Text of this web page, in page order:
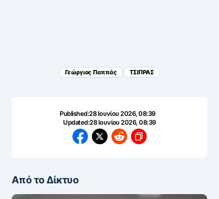
Γεώργιος Παππάς ΤΣΙΠΡΑΣ
Published:28 Ιουνίου 2026, 08:39
Updated:28 Ιουνίου 2026, 08:39
Από το Δίκτυο